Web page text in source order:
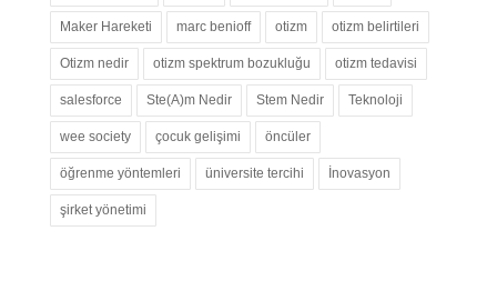
Maker Hareketi marc benioff otizm otizm belirtileri
Otizm nedir otizm spektrum bozukluğu otizm tedavisi
salesforce Ste(A)m Nedir Stem Nedir Teknoloji
wee society çocuk gelişimi öncüler
öğrenme yöntemleri üniversite tercihi İnovasyon
şirket yönetimi